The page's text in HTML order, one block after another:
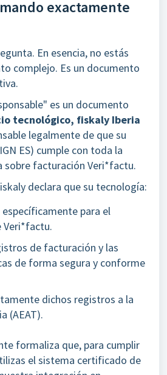
exactamente
En esencia, no estás
complejo. Es un documento
es un documento
tecnológico, fiskaly Iberia
legalmente de que su
ES) cumple con toda la
sobre facturación Veri*factu.
declara que su tecnología:
para el
Veri*factu.
de facturación y las
de forma segura y conforme
dichos registros a la
(AEAT).
formaliza que, para cumplir
el sistema certificado de